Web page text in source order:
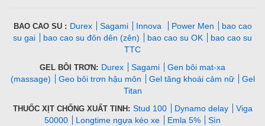
BAO CAO SU : Durex Sagami Innova Power Men
bao cao
su gai
bao cao su đôn dên (zên) bao cao su OK
bao cao su
TTC
GEL BÔI TRƠN: Durex Sagami
Gen bôi mat-xa
(massage)
Geo bôi trơn hậu môn Gel tăng khoái cảm nữ
Gel
Titan
THUỐC XỊT CHỐNG XUẤT TINH: Stud 100 Dynamo delay
Viga
50000
Longtime ngựa kéo xe Emla 5%
Sìn